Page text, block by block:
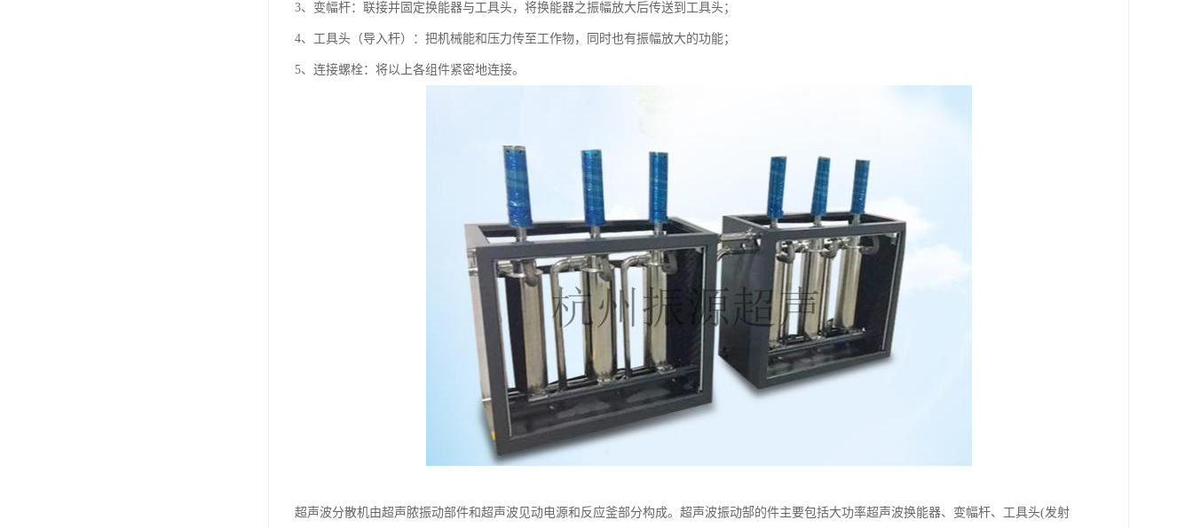
3、变幅杆：联接并固定换能器与工具头，将换能器之振幅放大后传送到工具头；
4、工具头（导入杆）：把机械能和压力传至工作物，同时也有振幅放大的功能；
5、连接螺栓：将以上各组件紧密地连接。
超声波分散机由超声脓振动部件和超声波见动电源和反应釜部分构成。超声波振动郜的件主要包括大功率超声波换能器、变幅杆、工具头(发射